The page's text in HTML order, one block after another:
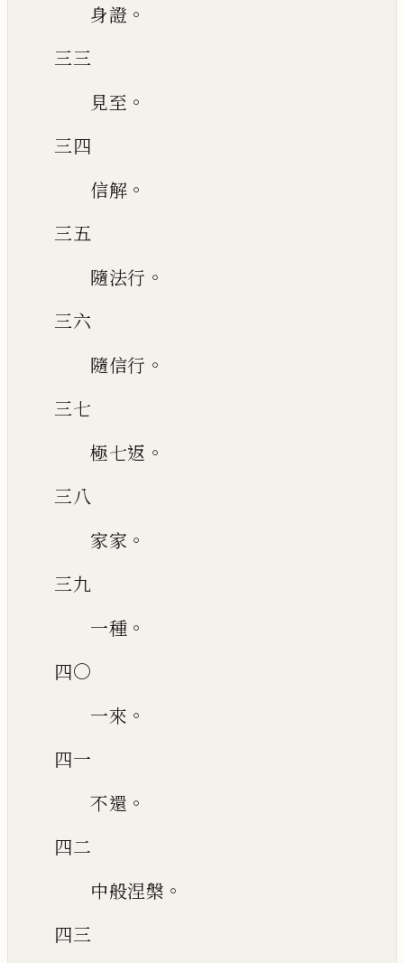
身證 。
三三
見至 。
三四
信解 。
三五
隨法行 。
三六
隨信行 。
三七
極七返 。
三八
家家 。
三九
一種 。
四〇
一來 。
四一
不還 。
四二
中般涅槃 。
四三